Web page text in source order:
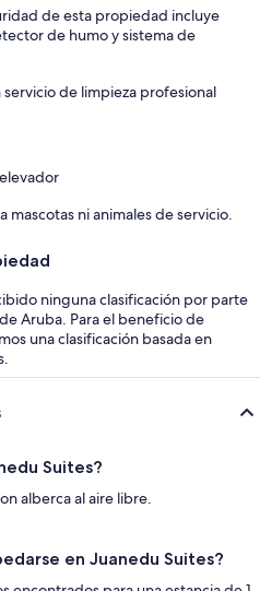
de esta propiedad incluye
de humo y sistema de
de limpieza profesional
mascotas ni animales de servicio.
ninguna clasificación por parte
Aruba. Para el beneficio de
una clasificación basada en
Suites?
alberca al aire libre.
en Juanedu Suites?